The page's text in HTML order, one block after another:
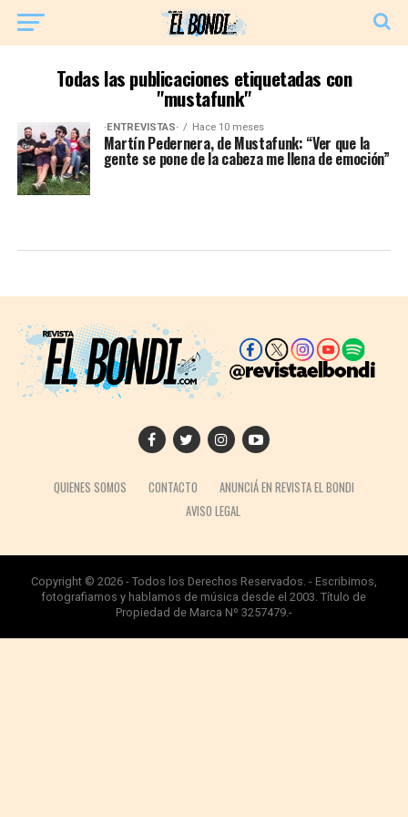
Todas las publicaciones etiquetadas con
"mustafunk"
·ENTREVISTAS· Hace 10 meses
Martín Pedernera, de Mustafunk: “Ver que la
gente se pone de la cabeza me llena de emoción”
QUIENES SOMOS CONTACTO
ANUNCIÁ EN REVISTA EL BONDI
AVISO LEGAL
Copyright © 2026 - Todos los Derechos Reservados. - Escribimos,
fotografiamos y hablamos de música desde el 2003. Título de
Propiedad de Marca Nº 3257479.-